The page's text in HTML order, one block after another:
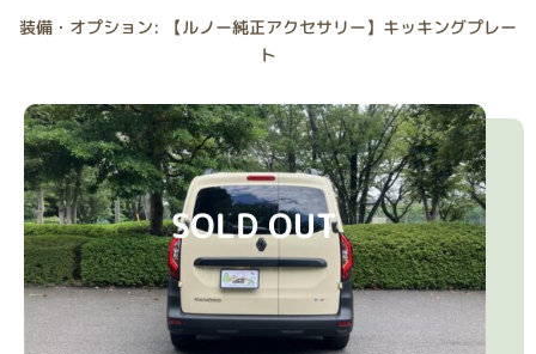
装備・オプション: 【ルノー純正アクセサリー】キッキングプレー
ト
SOLD OUT